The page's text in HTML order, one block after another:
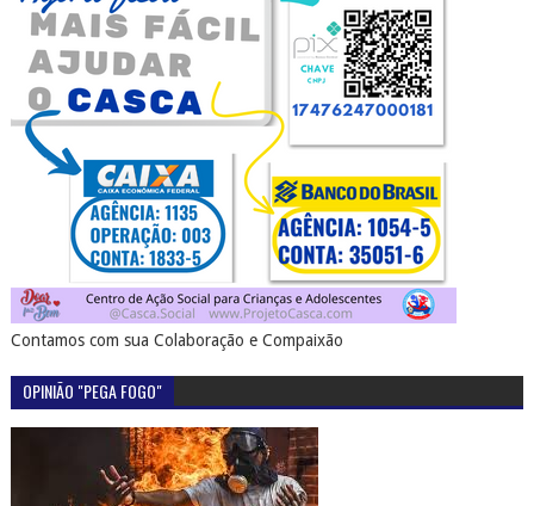
Contamos com sua Colaboração e Compaixão
OPINIÃO "PEGA FOGO"